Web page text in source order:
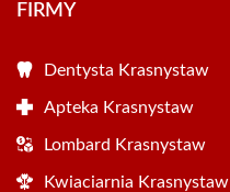
FIRMY
Dentysta Krasnystaw
Apteka Krasnystaw
Lombard Krasnystaw
Kwiaciarnia Krasnystaw